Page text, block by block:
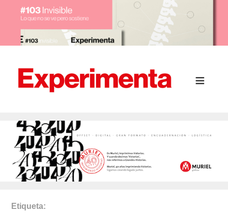
Etiqueta